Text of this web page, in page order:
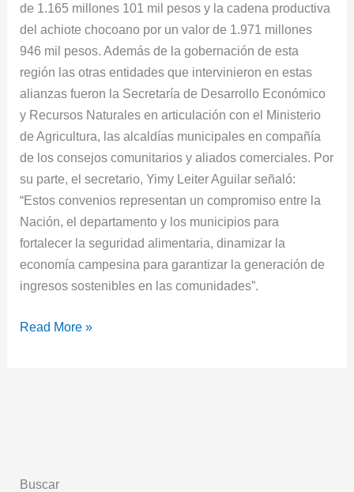
de 1.165 millones 101 mil pesos y la cadena productiva
del achiote chocoano por un valor de 1.971 millones
946 mil pesos. Además de la gobernación de esta
región las otras entidades que intervinieron en estas
alianzas fueron la Secretaría de Desarrollo Económico
y Recursos Naturales en articulación con el Ministerio
de Agricultura, las alcaldías municipales en compañía
de los consejos comunitarios y aliados comerciales. Por
su parte, el secretario, Yimy Leiter Aguilar señaló:
“Estos convenios representan un compromiso entre la
Nación, el departamento y los municipios para
fortalecer la seguridad alimentaria, dinamizar la
economía campesina para garantizar la generación de
ingresos sostenibles en las comunidades”.
Read More »
Buscar